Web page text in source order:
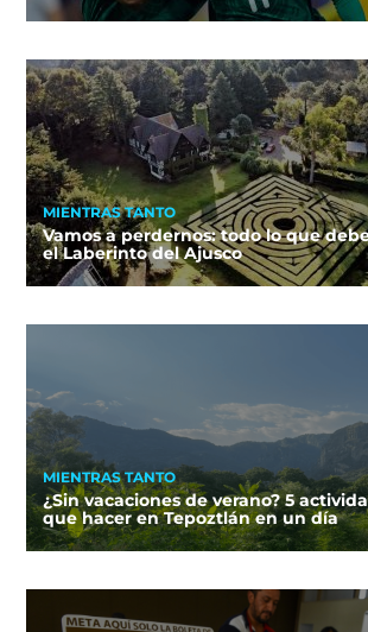
MIENTRAS TANTO
Vamos a perdernos: todo lo que
el Laberinto del Ajusco
MIENTRAS TANTO
¿Sin vacaciones de verano? 5
que hacer en Tepoztlán en un día